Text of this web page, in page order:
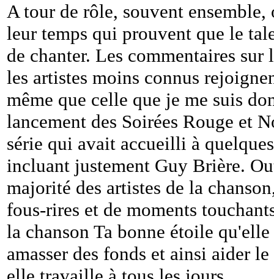
A tour de rôle, souvent
leur temps qui prouvent que le
de chanter. Les commentaires
les artistes moins connus
même que celle que je me suis
lancement des Soirées Rouge et
série qui avait accueilli à
incluant justement Guy Brière.
majorité des artistes de la
fous-rires et de moments
la chanson Ta bonne étoile
amasser des fonds et ainsi aider